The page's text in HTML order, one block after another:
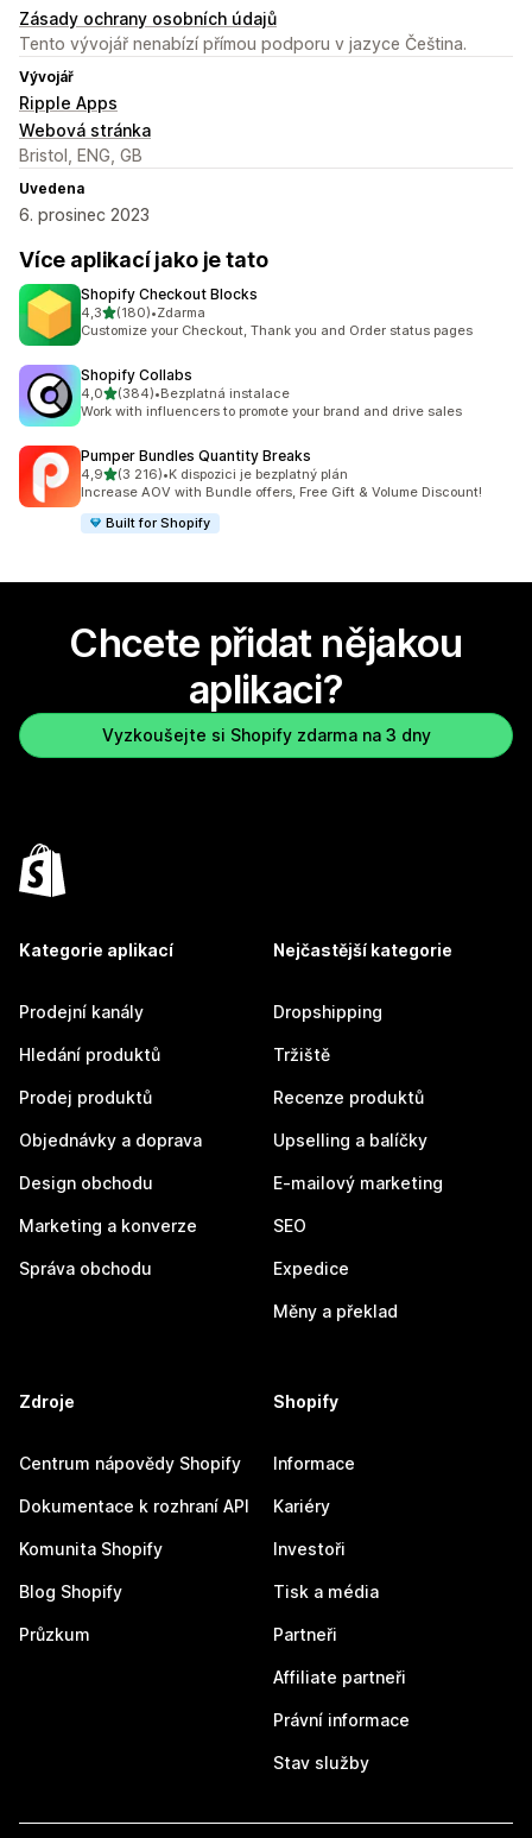
Zásady ochrany osobních údajů
Tento vývojář nenabízí přímou podporu v jazyce Čeština.
Vývojář
Ripple Apps
Webová stránka
Bristol, ENG, GB
Uvedena
6. prosinec 2023
Více aplikací jako je tato
Shopify Checkout Blocks
4,3z 5 hvězd
(180)
Celkový počet recenzí: 180
•Zdarma
Customize your Checkout, Thank you and Order status pages
Shopify Collabs
4,0z 5 hvězd
(384)
Celkový počet recenzí: 384
•Bezplatná instalace
Work with influencers to promote your brand and drive sales
Pumper Bundles Quantity Breaks
4,9z 5 hvězd
(3 216)
Celkový počet recenzí: 3216
•K dispozici je bezplatný plán
Increase AOV with Bundle offers, Free Gift & Volume Discount!
Built for Shopify
Chcete přidat nějakou
aplikaci?
Vyzkoušejte si Shopify zdarma na 3 dny
Kategorie aplikací
Prodejní kanály
Hledání produktů
Prodej produktů
Objednávky a doprava
Design obchodu
Marketing a konverze
Správa obchodu
Nejčastější kategorie
Dropshipping
Tržiště
Recenze produktů
Upselling a balíčky
E-mailový marketing
SEO
Expedice
Měny a překlad
Zdroje
Centrum nápovědy Shopify
Dokumentace k rozhraní API
Komunita Shopify
Blog Shopify
Průzkum
Shopify
Informace
Kariéry
Investoři
Tisk a média
Partneři
Affiliate partneři
Právní informace
Stav služby